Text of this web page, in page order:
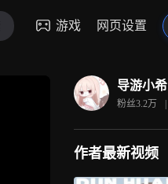
游戏 网页设置
导游小希
粉丝3.2万 |
作者最新视频